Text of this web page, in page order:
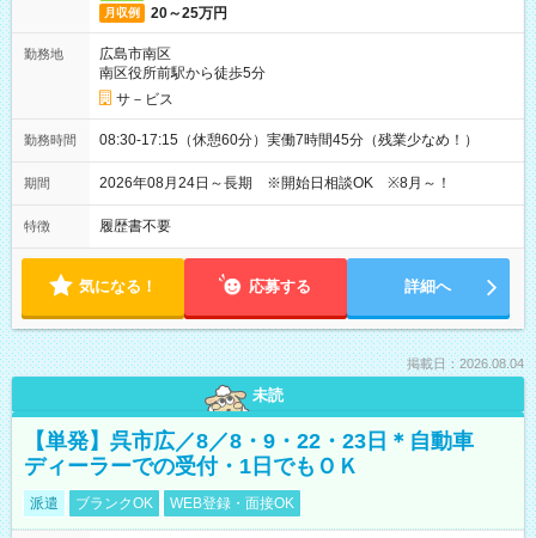
月収例 20～25万円
勤務地
広島市南区
南区役所前駅から徒歩5分
サ－ビス
勤務時間 08:30-17:15（休憩60分）実働7時間45分（残業少なめ！）
期間 2026年08月24日～長期 ※開始日相談OK ※8月～！
特徴 履歴書不要
気になる！ 応募する 詳細へ
掲載日：2026.08.04
未読
【単発】呉市広／8／8・9・22・23日＊自動車
ディーラーでの受付・1日でもＯＫ
派遣 ブランクOK WEB登録・面接OK